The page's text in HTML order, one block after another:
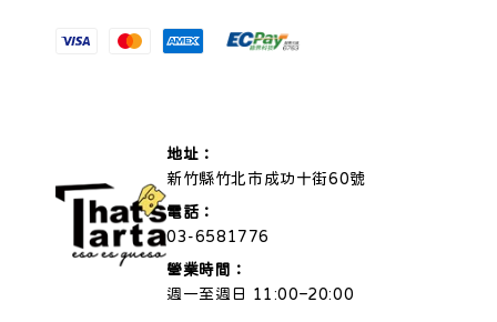
地址：
新竹縣竹北市成功十街60號
電話：
03-6581776
營業時間：
週一至週日 11:00–20:00